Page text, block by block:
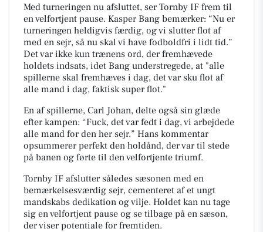
Med turneringen nu afsluttet, ser Tornby IF frem til
en velfortjent pause. Kasper Bang bemærker: “Nu er
turneringen heldigvis færdig, og vi slutter flot af
med en sejr, så nu skal vi have fodboldfri i lidt tid.”
Det var ikke kun trænens ord, der fremhævede
holdets indsats, idet Bang understregede, at "alle
spillerne skal fremhæves i dag, det var sku flot af
alle mand i dag, faktisk super flot."
En af spillerne, Carl Johan, delte også sin glæde
efter kampen: “Fuck, det var fedt i dag, vi arbejdede
alle mand for den her sejr.” Hans kommentar
opsummerer perfekt den holdånd, der var til stede
på banen og førte til den velfortjente triumf.
Tornby IF afslutter således sæsonen med en
bemærkelsesværdig sejr, cementeret af et ungt
mandskabs dedikation og vilje. Holdet kan nu tage
sig en velfortjent pause og se tilbage på en sæson,
der viser potentiale for fremtiden.